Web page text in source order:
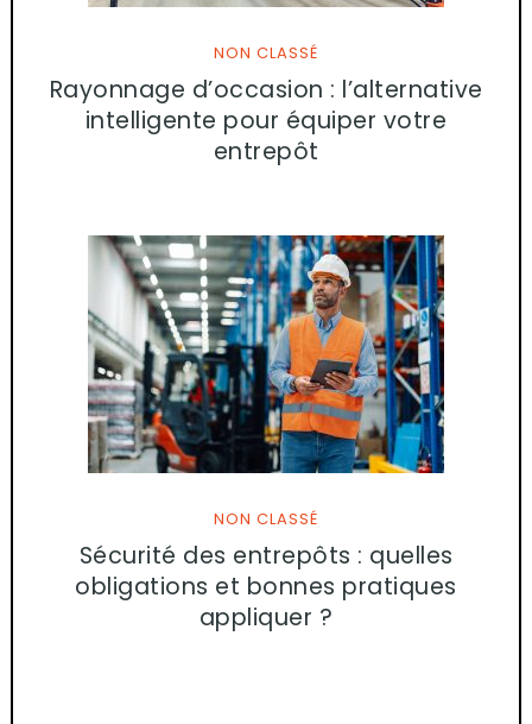
NON CLASSÉ
Rayonnage d’occasion : l’alternative
intelligente pour équiper votre
entrepôt
NON CLASSÉ
Sécurité des entrepôts : quelles
obligations et bonnes pratiques
appliquer ?